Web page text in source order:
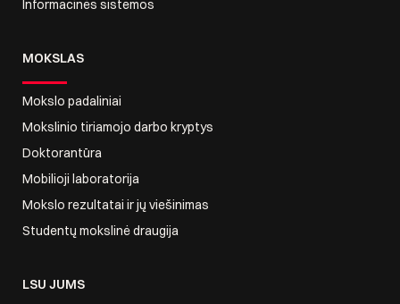
Informacinės sistemos
MOKSLAS
Mokslo padaliniai
Mokslinio tiriamojo darbo kryptys
Doktorantūra
Mobilioji laboratorija
Mokslo rezultatai ir jų viešinimas
Studentų mokslinė draugija
LSU JUMS